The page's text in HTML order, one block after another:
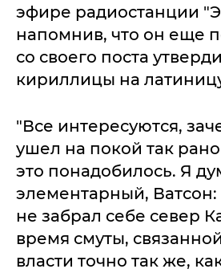
эфире радиостанции
напомнив, что он еще
со своего поста
кириллицы на
"Все интересуются,
ушел на покой так
это понадобилось. Я
элементарный, Ватсон:
не забрал себе север
время смуты,
власти точно так же,